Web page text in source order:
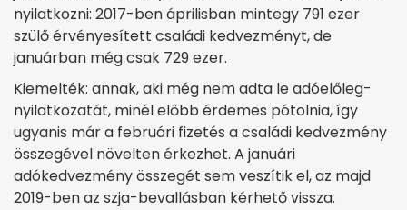
nyilatkozni: 2017-ben áprilisban mintegy 791 ezer
szülő érvényesített családi kedvezményt, de
januárban még csak 729 ezer.
Kiemelték: annak, aki még nem adta le adóelőleg-
nyilatkozatát, minél előbb érdemes pótolnia, így
ugyanis már a februári fizetés a családi kedvezmény
összegével növelten érkezhet. A januári
adókedvezmény összegét sem veszítik el, az majd
2019-ben az szja-bevallásban kérhető vissza.